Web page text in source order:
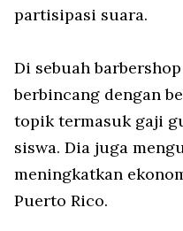
partisipasi suara.
Di sebuah
berbincang dengan
topik termasuk gaji
siswa. Dia juga
meningkatkan
Puerto Rico.